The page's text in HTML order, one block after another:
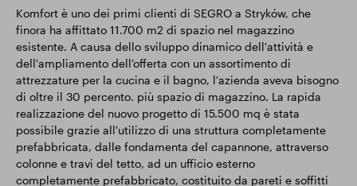
Komfort è uno dei primi clienti di SEGRO a Stryków, che
finora ha affittato 11.700 m2 di spazio nel magazzino
esistente. A causa dello sviluppo dinamico dell'attività e
dell'ampliamento dell'offerta con un assortimento di
attrezzature per la cucina e il bagno, l'azienda aveva bisogno
di oltre il 30 percento. più spazio di magazzino. La rapida
realizzazione del nuovo progetto di 15.500 mq è stata
possibile grazie all'utilizzo di una struttura completamente
prefabbricata, dalle fondamenta del capannone, attraverso
colonne e travi del tetto, ad un ufficio esterno
completamente prefabbricato, costituito da pareti e soffitti